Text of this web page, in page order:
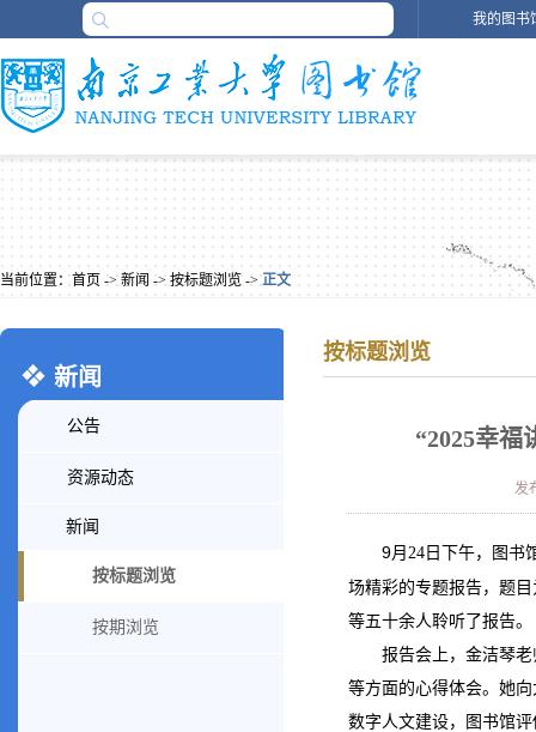
我的图书
当前位置： 首页 -> 新闻 -> 按标题浏览 -> 正文
按标题浏览
“2025幸
发
9月 24 日下午，图书
场精彩的专题报告，题
等五十余人聆听了报告。
报告会上，金洁琴
等方面的心得体会。她
数字人文建设，图书馆
新闻
公告
资源动态
新闻
按标题浏览
按期浏览